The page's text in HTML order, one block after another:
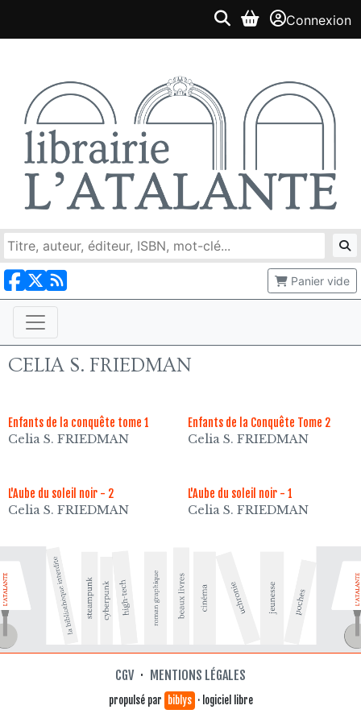
Connexion
Panier vide
CELIA S. FRIEDMAN
Enfants de la conquête tome 1
Celia S. FRIEDMAN
Enfants de la Conquête Tome 2
Celia S. FRIEDMAN
L'Aube du soleil noir - 2
Celia S. FRIEDMAN
L'Aube du soleil noir - 1
Celia S. FRIEDMAN
CGV · MENTIONS LÉGALES
propulsé par biblys · logiciel libre